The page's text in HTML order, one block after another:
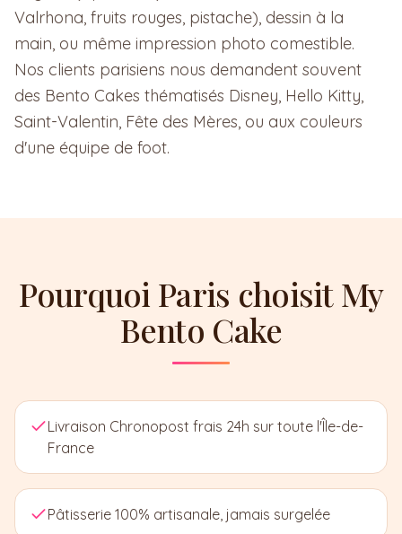
Valrhona, fruits rouges, pistache), dessin à la
main, ou même impression photo comestible.
Nos clients parisiens nous demandent souvent
des Bento Cakes thématisés Disney, Hello Kitty,
Saint-Valentin, Fête des Mères, ou aux couleurs
d'une équipe de foot.
Pourquoi Paris choisit My
Bento Cake
Livraison Chronopost frais 24h sur toute l'Île-de-
France
Pâtisserie 100% artisanale, jamais surgelée